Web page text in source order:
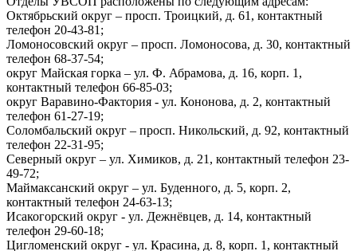
Октябрьский округ – просп. Троицкий, д. 61, контактный
телефон 20-43-81 ;
Ломоносовский округ – просп. Ломоносова, д. 30, контактный
телефон 68-37-54;
округ Майская горка – ул. Ф. Абрамова, д. 16, корп. 1,
контактный телефон 66-85-03;
округ Варавино-Фактория - ул. Кононова, д. 2, контактный
телефон 61-27-19;
Соломбальский округ – просп. Никольский, д. 92, контактный
телефон 22-31-95;
Северный округ – ул. Химиков, д. 21, контактный телефон 23-
49-72;
Маймаксанский округ – ул. Буденного, д. 5, корп. 2,
контактный телефон 24-63-13;
Исакогорский округ - ул. Дежнёвцев, д. 14, контактный
телефон 29-60-18;
Цигломенский округ - ул. Красина, д. 8, корп. 1, контактный